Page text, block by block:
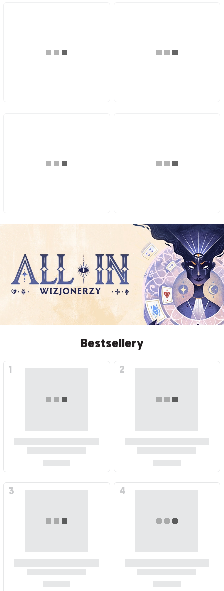
Bestsellery